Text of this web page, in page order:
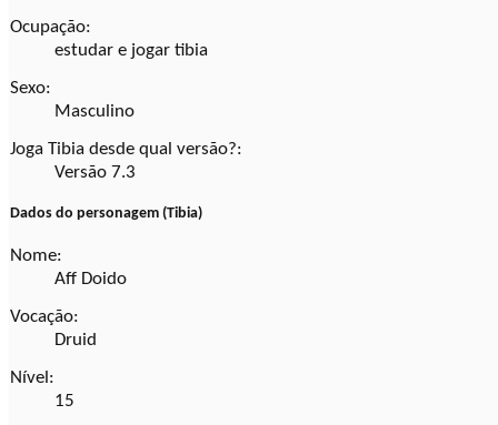
Ocupação:
estudar e jogar tibia
Sexo:
Masculino
Joga Tibia desde qual versão?:
Versão 7.3
Dados do personagem (Tibia)
Nome:
Aff Doido
Vocação:
Druid
Nível:
15